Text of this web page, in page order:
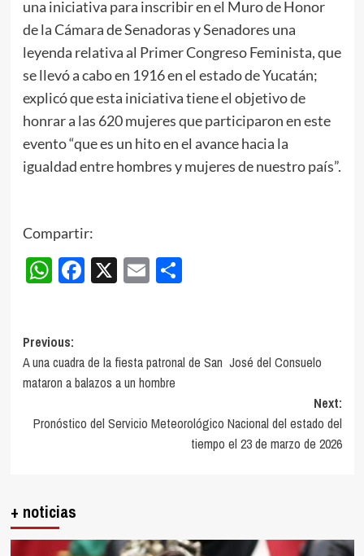
una iniciativa para inscribir en el Muro de Honor
de la Cámara de Senadoras y Senadores una
leyenda relativa al Primer Congreso Feminista, que
se llevó a cabo en 1916 en el estado de Yucatán;
explicó que esta iniciativa tiene el objetivo de
honrar a las 620 mujeres que participaron en este
evento “que es un hito en el avance hacia la
igualdad entre hombres y mujeres de nuestro país”.
Compartir:
WhatsApp
Facebook
X EmailCompartir
Post
navigation
Previous:
A una cuadra de la fiesta patronal de San José del Consuelo
mataron a balazos a un hombre
Next:
Pronóstico del Servicio Meteorológico Nacional del estado del
tiempo el 23 de marzo de 2026
+ noticias